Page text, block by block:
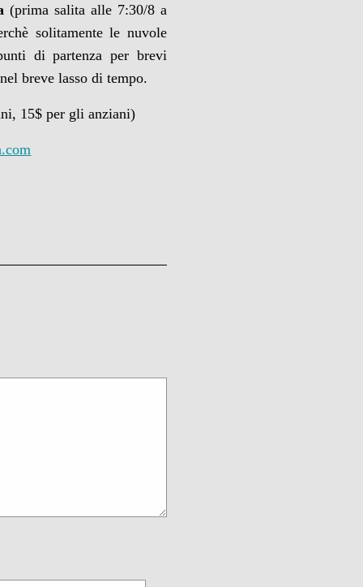
(prima salita alle 7:30/8 a
solitamente le nuvole
di partenza per brevi
breve lasso di tempo.
15$ per gli anziani)